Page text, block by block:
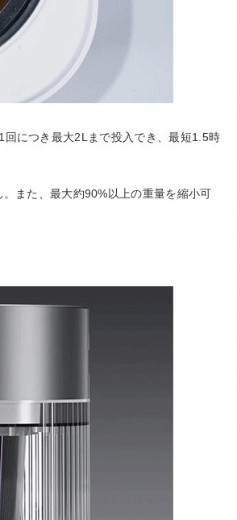
につき最大2Lまで投入でき、最短1.5時
また、最大約90%以上の重量を縮小可